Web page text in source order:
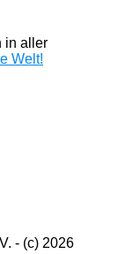
in aller
Welt!
- (c) 2026